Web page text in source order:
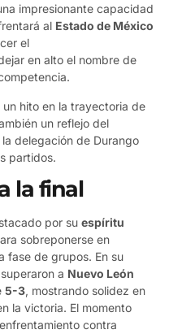
impresionante capacidad
al Estado de México
el
en alto el nombre de
hito en la trayectoria de
un reflejo del
delegación de Durango
partidos.
la final
por su espíritu
sobreponerse en
fase de grupos. En su
a Nuevo León
5-3, mostrando solidez en
la victoria. El momento
contra